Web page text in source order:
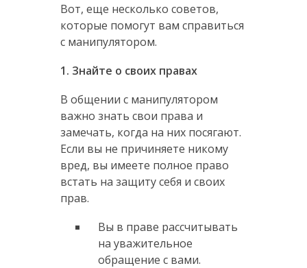
Вот, еще несколько советов,
которые помогут вам справиться
с манипулятором.
1. Знайте о своих правах
В общении с манипулятором
важно знать свои права и
замечать, когда на них посягают.
Если вы не причиняете никому
вред, вы имеете полное право
встать на защиту себя и своих
прав.
Вы в праве рассчитывать
на уважительное
обращение с вами.